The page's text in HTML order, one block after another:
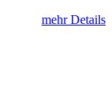
mehr Details